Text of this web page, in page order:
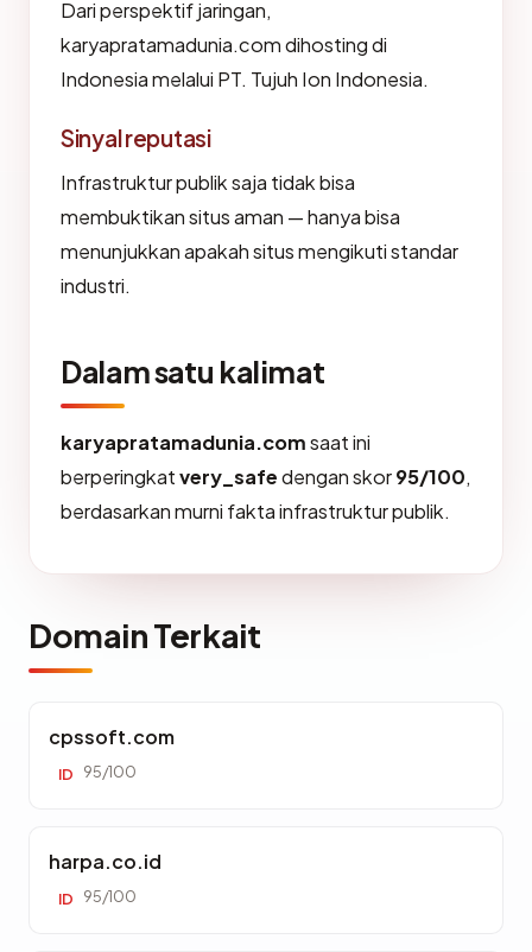
Dari perspektif jaringan,
karyapratamadunia.com dihosting di
Indonesia melalui PT. Tujuh Ion Indonesia.
Sinyal reputasi
Infrastruktur publik saja tidak bisa
membuktikan situs aman — hanya bisa
menunjukkan apakah situs mengikuti standar
industri.
Dalam satu kalimat
karyapratamadunia.comsaat ini
berperingkatvery_safedengan skor95/100,
berdasarkan murni fakta infrastruktur publik.
Domain Terkait
cpssoft.com
ID 95/100
harpa.co.id
ID 95/100